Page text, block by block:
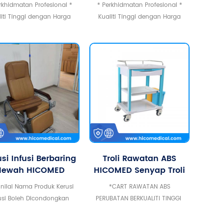
Pusing Hospital
Rumah Jagaan
Emas Katil
Berputar
Profesional *
Tinggi dengan Harga
Penjagaan Hospital
Katil Penjagaan
Rumah Berputar
Pelbagai fungsi
* Perkhidmatan Profesional *
Kualiti Tinggi dengan Harga
Infusi Berbaring
HICOMED
Penyangga IV
Tahan Karat
Kerusi Pelbagai
Nama Produk Kerusi
Boleh Dicondongkan
Troli Rawatan ABS
HICOMED Senyap Troli
Penghantaran Ubat
Jururawat Pelbagai
*CART RAWATAN ABS
PERUBATAN BERKUALITI TINGGI